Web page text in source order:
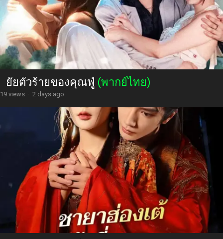
ยัยตัวร้ายของคุณฟู่ (พากย์ไทย)
19 views · 2 days ago